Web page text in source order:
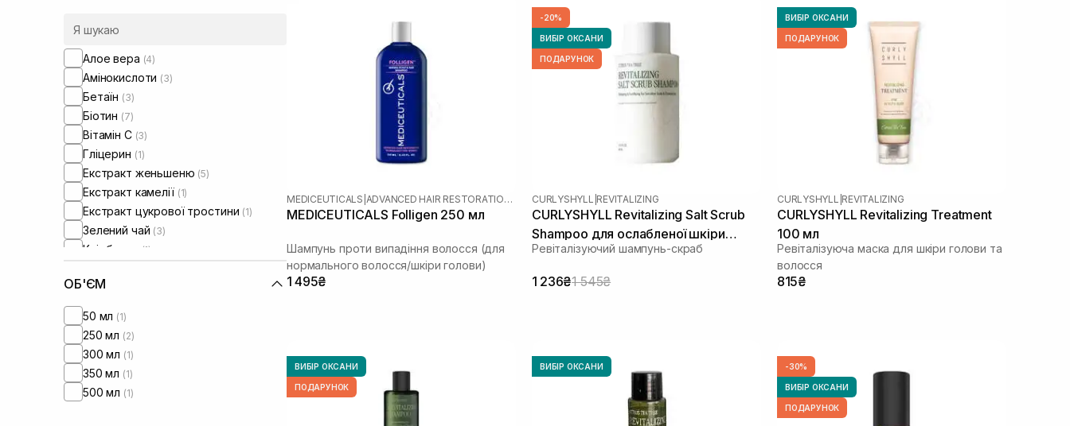
Алое вера (4)
Амінокислоти (3)
Бетаїн (3)
Біотин (7)
Вітамін C (3)
Гліцерин (1)
Екстракт женьшеню (5)
Екстракт камелії (1)
Екстракт цукрової тростини (1)
Зелений чай (3)
Клімбазол (1)
Кофеїн
Ніацинамід
Олія цитрусових
Пантенол
Протеїни
Розмарин
ОБ'ЄМ
50 мл (1)
250 мл (2)
300 мл (1)
350 мл (1)
500 мл (1)
MEDICEUTICALS ADVANCED HAIR RESTORATION TECHNOLOGY WOMEN
MEDICEUTICALS Folligen 250 мл
Шампунь проти випадіння волосся (для
нормального волосся/шкіри голови)
1 495₴
-20%
ВИБІР ОКСАНИ
ПОДАРУНОК
CURLYSHYLL REVITALIZING
CURLYSHYLL Revitalizing Salt Scrub
Shampoo для ослабленої шкіри
голови та тонкого волосся 300 мл
Ревіталізуючий шампунь-скраб
1 236₴1 545₴
ВИБІР ОКСАНИ
ПОДАРУНОК
CURLYSHYLL REVITALIZING
CURLYSHYLL Revitalizing Treatment
100 мл
Ревіталізуюча маска для шкіри голови та
волосся
815₴
ВИБІР ОКСАНИ
ПОДАРУНОК
ВИБІР ОКСАНИ -30%
ВИБІР ОКСАНИ
ПОДАРУНОК